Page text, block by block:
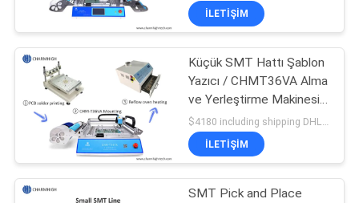
KALITE
KONTROLÜ
BIZE
ULAŞIN
HABERLER
Şablon Yazıcısı
23
İLETIŞIM
Küçük SMT Hattı Şablon
Yazıcı / CHMT36VA Alma
ve Yerleştirme Makinesi /
Yeniden Akış Fırını 420
İLETIŞIM
SMT Pick and Place